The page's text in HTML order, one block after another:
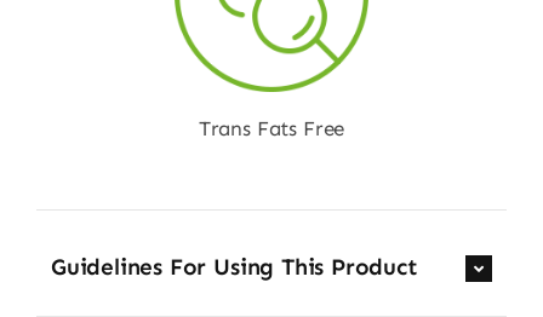
Trans Fats Free
Guidelines For Using This Product